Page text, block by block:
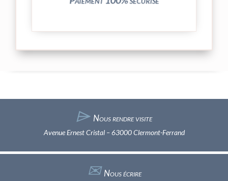
⌲ Nous rendre visite
Avenue Ernest Cristal – 63000 Clermont-Ferrand
✉︎Nous écrire